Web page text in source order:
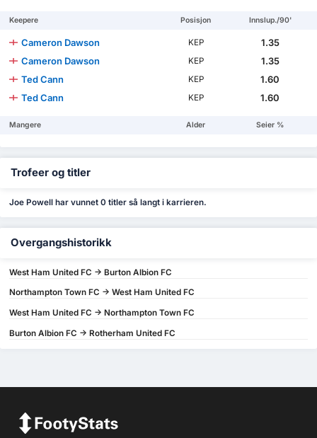
Keepere Posisjon Innslup./90'
Cameron Dawson KEP
1.35
Cameron Dawson
KEP
1.35
Ted Cann
KEP
1.60
Ted Cann
KEP 1.60
Mangere Alder Seier %
Trofeer og titler
Joe Powell har vunnet 0 titler så langt i karrieren.
Overgangshistorikk
West Ham United FC -> Burton Albion FC
Northampton Town FC -> West Ham United FC
West Ham United FC -> Northampton Town FC
Burton Albion FC -> Rotherham United FC